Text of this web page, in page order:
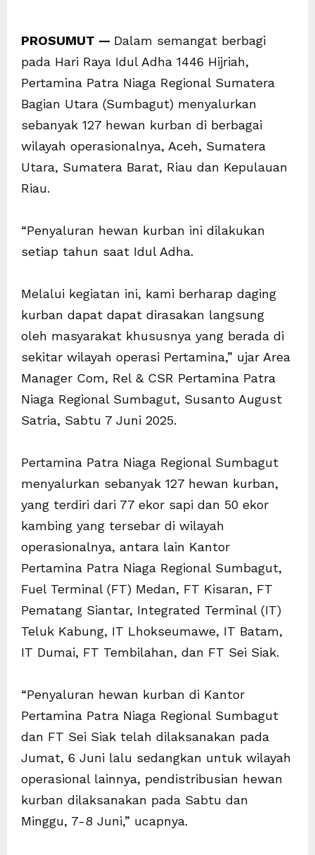
‎PROSUMUT — Dalam semangat berbagi
pada Hari Raya Idul Adha 1446 Hijriah,
Pertamina Patra Niaga Regional Sumatera
Bagian Utara (Sumbagut) menyalurkan
sebanyak 127 hewan kurban di berbagai
wilayah operasionalnya, Aceh, Sumatera
Utara, Sumatera Barat, Riau dan Kepulauan
Riau.
“Penyaluran hewan kurban ini dilakukan
setiap tahun saat Idul Adha.
Melalui kegiatan ini, kami berharap daging
kurban dapat dapat dirasakan langsung
oleh masyarakat khususnya yang berada di
sekitar wilayah operasi Pertamina,” ujar Area
Manager Com, Rel & CSR Pertamina Patra
Niaga Regional Sumbagut, Susanto August
Satria, Sabtu 7 Juni 2025.
Pertamina Patra Niaga Regional Sumbagut
menyalurkan sebanyak 127 hewan kurban,
yang terdiri dari 77 ekor sapi dan 50 ekor
kambing yang tersebar di wilayah
operasionalnya, antara lain Kantor
Pertamina Patra Niaga Regional Sumbagut,
Fuel Terminal (FT) Medan, FT Kisaran, FT
Pematang Siantar, Integrated Terminal (IT)
Teluk Kabung, IT Lhokseumawe, IT Batam,
IT Dumai, FT Tembilahan, dan FT Sei Siak.
“Penyaluran hewan kurban di Kantor
Pertamina Patra Niaga Regional Sumbagut
dan FT Sei Siak telah dilaksanakan pada
Jumat, 6 Juni lalu sedangkan untuk wilayah
operasional lainnya, pendistribusian hewan
kurban dilaksanakan pada Sabtu dan
Minggu, 7-8 Juni,” ucapnya.